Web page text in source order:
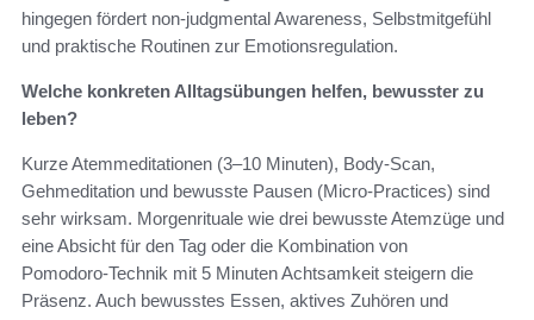
hingegen fördert non‑judgmental Awareness, Selbstmitgefühl
und praktische Routinen zur Emotionsregulation.
Welche konkreten Alltagsübungen helfen, bewusster zu
leben?
Kurze Atemmeditationen (3–10 Minuten), Body‑Scan,
Gehmeditation und bewusste Pausen (Micro‑Practices) sind
sehr wirksam. Morgenrituale wie drei bewusste Atemzüge und
eine Absicht für den Tag oder die Kombination von
Pomodoro‑Technik mit 5 Minuten Achtsamkeit steigern die
Präsenz. Auch bewusstes Essen, aktives Zuhören und